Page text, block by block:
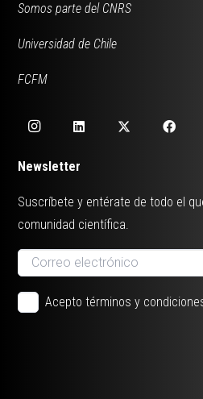
Somos parte del CNRS
Universidad de Chile
FCFM
Newsletter
Suscríbete y entérate de todo el
comunidad científica.
Acepto términos y